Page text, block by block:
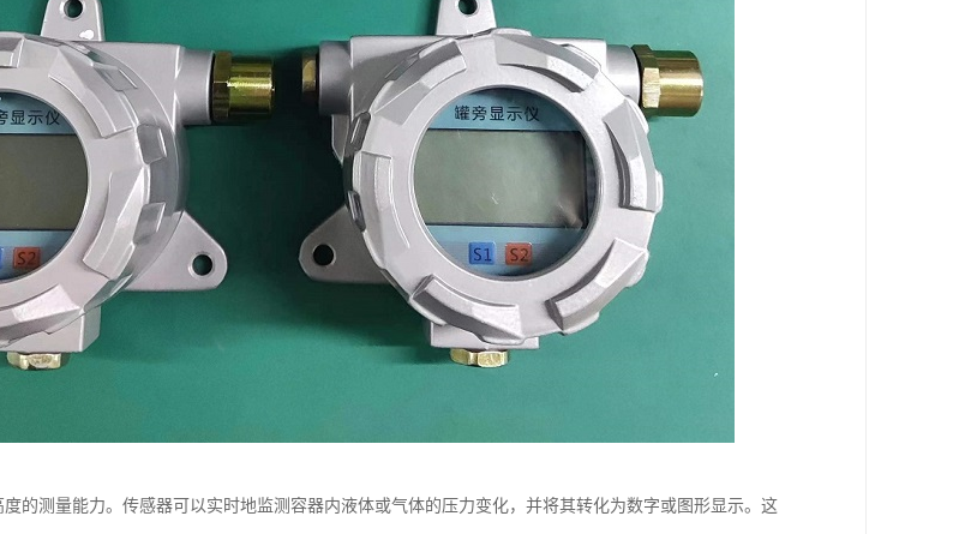
的测量能力。传感器可以实时地监测容器内液体或气体的压力变化，并将其转化为数字或图形显示。这